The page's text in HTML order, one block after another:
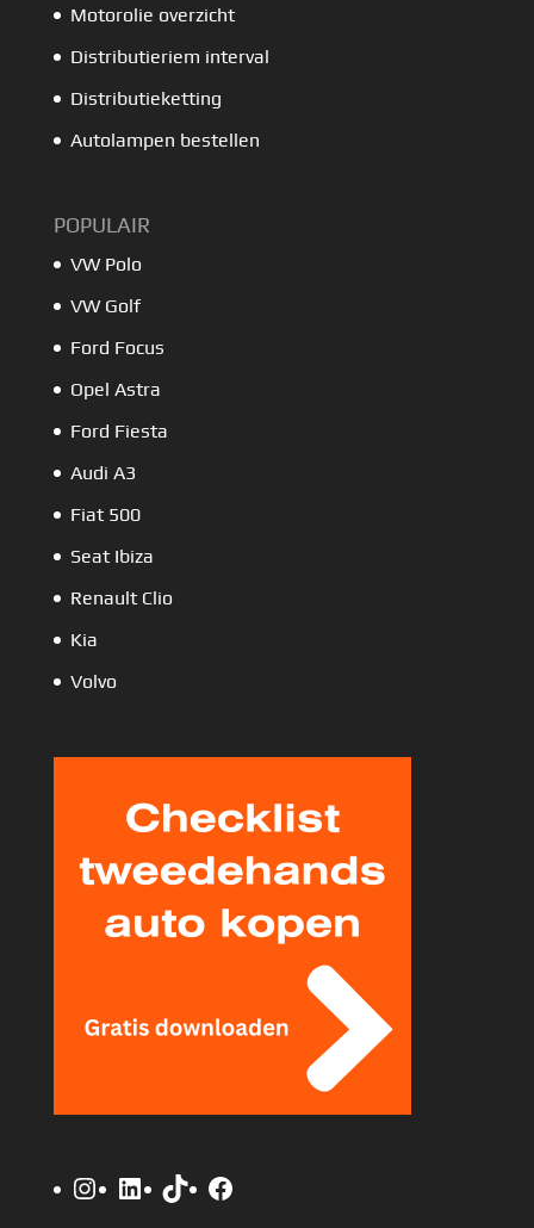
Motorolie overzicht
Distributieriem interval
Distributieketting
Autolampen bestellen
POPULAIR
VW Polo
VW Golf
Ford Focus
Opel Astra
Ford Fiesta
Audi A3
Fiat 500
Seat Ibiza
Renault Clio
Kia
Volvo
Instagram
LinkedIn
TikTokFacebook